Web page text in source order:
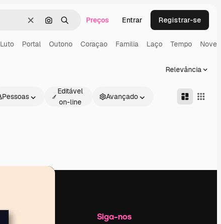
LimparPesquisar por imagem
BuscarPreços Entrar Registrar-se
Luto Portal Outono Coraçao Familia Laço Tempo
Relevância
Pessoas
Editável
on-line
Avançado
Siga-nos